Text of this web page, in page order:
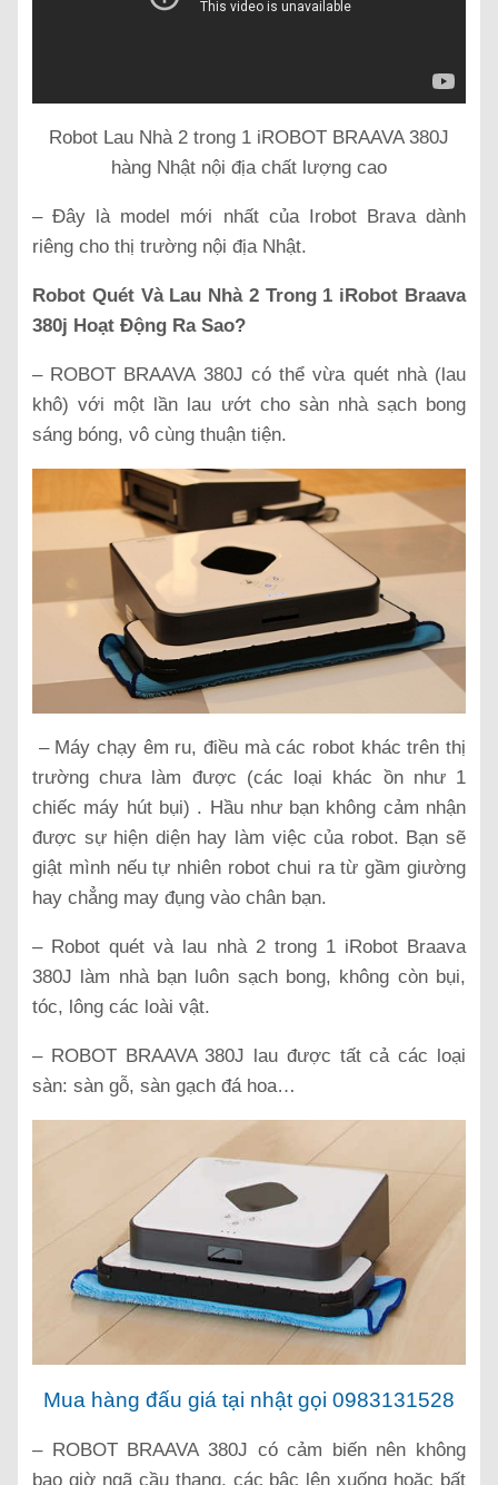
Robot Lau Nhà 2 trong 1 iROBOT BRAAVA 380J
hàng Nhật nội địa chất lượng cao
– Đây là model mới nhất của Irobot Brava dành
riêng cho thị trường nội địa Nhật.
Robot Quét Và Lau Nhà 2 Trong 1 iRobot Braava
380j Hoạt Động Ra Sao?
– ROBOT BRAAVA 380J có thể vừa quét nhà (lau
khô) với một lần lau ướt cho sàn nhà sạch bong
sáng bóng, vô cùng thuận tiện.
– Máy chạy êm ru, điều mà các robot khác trên thị
trường chưa làm được (các loại khác ồn như 1
chiếc máy hút bụi) . Hầu như bạn không cảm nhận
được sự hiện diện hay làm việc của robot. Bạn sẽ
giật mình nếu tự nhiên robot chui ra từ gầm giường
hay chẳng may đụng vào chân bạn.
– Robot quét và lau nhà 2 trong 1 iRobot Braava
380J làm nhà bạn luôn sạch bong, không còn bụi,
tóc, lông các loài vật.
– ROBOT BRAAVA 380J lau được tất cả các loại
sàn: sàn gỗ, sàn gạch đá hoa…
Mua hàng đấu giá tại nhật gọi 0983131528
– ROBOT BRAAVA 380J có cảm biến nên không
bao giờ ngã cầu thang, các bậc lên xuống hoặc bất